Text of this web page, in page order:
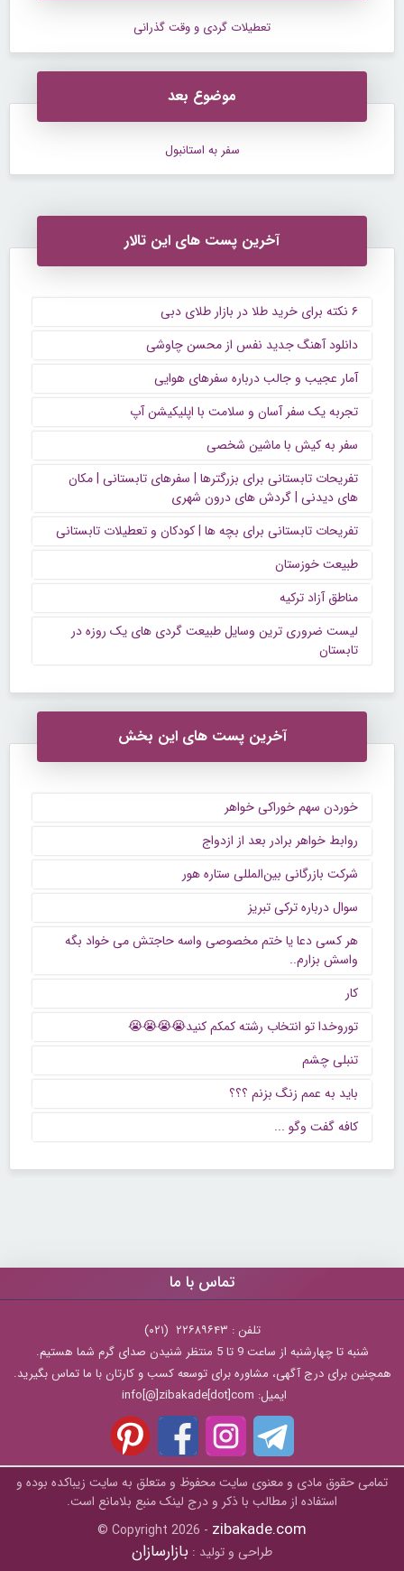
تعطیلات گردی و وقت گذرانی
موضوع بعد
سفر به استانبول
آخرین پست های این تالار
۶ نکته برای خرید طلا در بازار طلای دبی
دانلود آهنگ جدید نفس از محسن چاوشی
آمار عجیب و جالب درباره سفرهای هوایی
تجربه یک سفر آسان و سلامت با اپلیکیشن آپ
سفر به کیش با ماشین شخصی
تفریحات تابستانی برای بزرگترها | سفرهای تابستانی | مکان
های دیدنی | گردش های درون شهری
تفریحات تابستانی برای بچه ها | کودکان و تعطیلات تابستانی
طبیعت خوزستان
مناطق آزاد ترکیه
لیست ضروری ترین وسایل طبیعت گردی های یک روزه در
تابستان
آخرین پست های این بخش
خوردن سهم خوراکی خواهر
روابط خواهر برادر بعد از ازدواج
شرکت بازرگانی بین‌المللی ستاره هور
سوال درباره ترکی تبریز
هر کسی دعا یا ختم مخصوصی واسه حاجتش می خواد بگه
واسش بزارم..
کار
توروخدا تو انتخاب رشته کمکم کنید😭😭😭😭
تنبلی چشم
باید به عمم زنگ بزنم ؟؟؟
كافه گفت وگو ...
تماس با ما
تلفن : ۲۲۶۸۹۶۴۳ (۰۲۱)
شنبه تا چهارشنبه از ساعت 9 تا 5 منتظر شنیدن صدای گرم شما هستیم.
همچنین برای درج آگهی، مشاوره برای توسعه کسب و کارتان با ما تماس بگیرید.
ایمیل: info[@]zibakade[dot]com
تمامی حقوق مادی و معنوی سایت محفوظ و متعلق به سايت زیباکده بوده و
استفاده از مطالب با ذکر و درج لینک منبع بلامانع است.
© Copyright 2026 - zibakade.com
طراحی و تولید : بازارسازان